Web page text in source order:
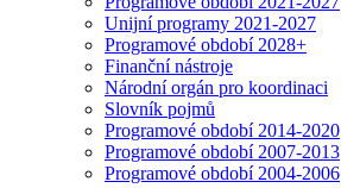
Unijní programy 2021-2027
Programové období 2028+
Finanční nástroje
Národní orgán pro koordinaci
Slovník pojmů
Programové období 2014-2020
Programové období 2007-2013
Programové období 2004-2006